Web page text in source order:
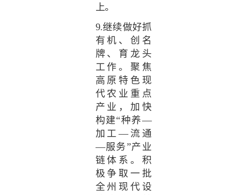
上。
9.继续做好抓
有机、创名
牌、育龙头
工作。聚焦
高原特色现
代农业重点
产业，加快
构建“种养—
加工—流通
—服务”产业
链体系。积
极争取一批
全州现代设